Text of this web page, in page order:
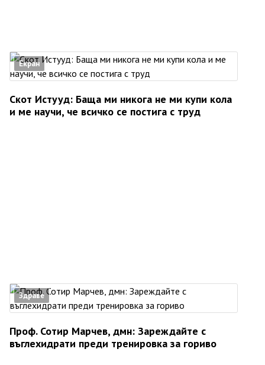
Екран
Скот Истууд: Баща ми никога не ми купи кола
и ме научи, че всичко се постига с труд
Здраве
Проф. Сотир Марчев, дмн: Зареждайте с
въглехидрати преди тренировка за гориво